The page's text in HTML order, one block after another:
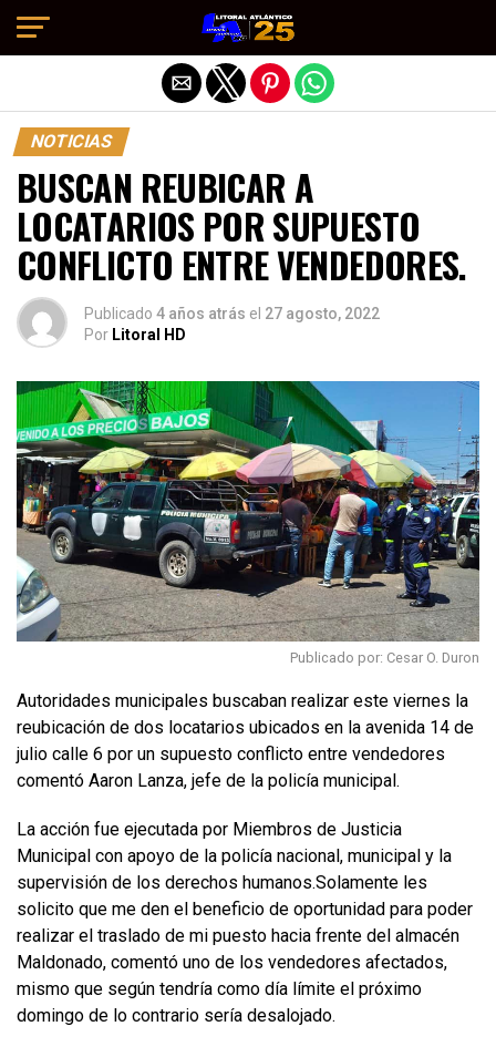
NOTICIAS
BUSCAN REUBICAR A
LOCATARIOS POR SUPUESTO
CONFLICTO ENTRE VENDEDORES.
Publicado 4 años atrás el 27 agosto, 2022
Por Litoral HD
Publicado por: Cesar O. Duron
Autoridades municipales buscaban realizar este viernes la
reubicación de dos locatarios ubicados en la avenida 14 de
julio calle 6 por un supuesto conflicto entre vendedores
comentó Aaron Lanza, jefe de la policía municipal.
La acción fue ejecutada por Miembros de Justicia
Municipal con apoyo de la policía nacional, municipal y la
supervisión de los derechos humanos.Solamente les
solicito que me den el beneficio de oportunidad para poder
realizar el traslado de mi puesto hacia frente del almacén
Maldonado, comentó uno de los vendedores afectados,
mismo que según tendría como día límite el próximo
domingo de lo contrario sería desalojado.
Salir de la versión móvil